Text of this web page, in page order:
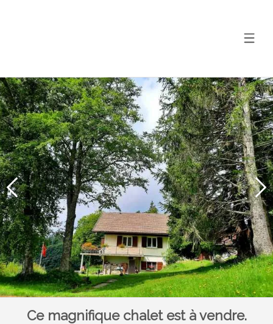
Ce magnifique chalet est à vendre.